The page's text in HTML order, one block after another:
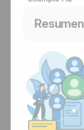
Resumen